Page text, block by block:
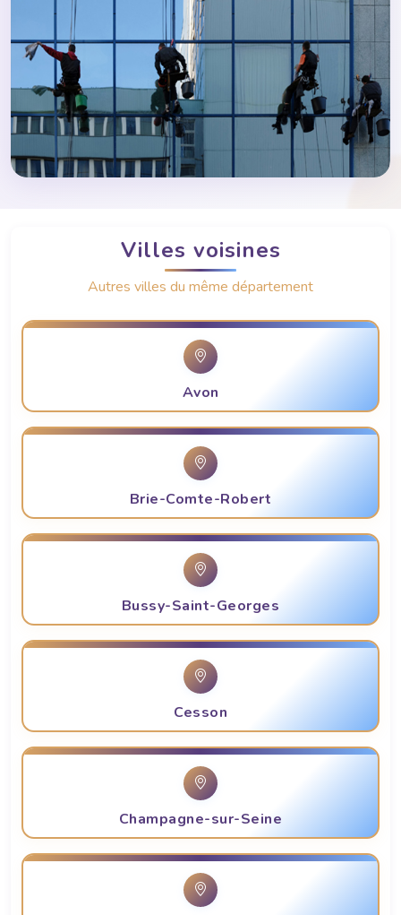
Villes voisines
Autres villes du même département
Avon
Brie-Comte-Robert
Bussy-Saint-Georges
Cesson
Champagne-sur-Seine